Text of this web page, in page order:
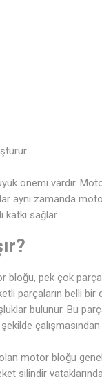
önemi vardır.
aynı zamanda
katkı sağlar.
bloğu, pek çok
parçaların belli bir
bulunur. Bu
motor bloğu
silindir